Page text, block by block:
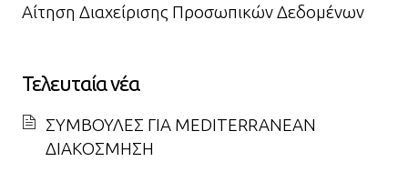
Αίτηση Διαχείρισης Προσωπικών Δεδομένων
Τελευταία νέα
ΣΥΜΒΟΥΛΕΣ ΓΙΑ MEDITERRANEAN
ΔΙΑΚΟΣΜΗΣΗ